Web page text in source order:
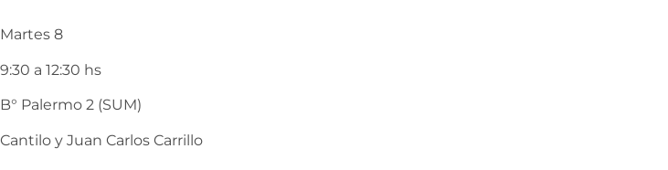
Martes 8
9:30 a 12:30 hs
B° Palermo 2 (SUM)
Cantilo y Juan Carlos Carrillo